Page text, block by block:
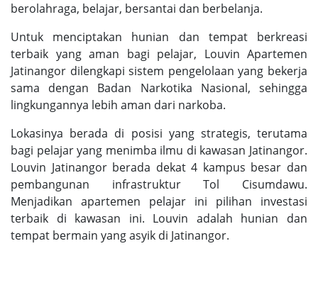
berolahraga, belajar, bersantai dan berbelanja.
Untuk menciptakan hunian dan tempat berkreasi
terbaik yang aman bagi pelajar, Louvin Apartemen
Jatinangor dilengkapi sistem pengelolaan yang bekerja
sama dengan Badan Narkotika Nasional, sehingga
lingkungannya lebih aman dari narkoba.
Lokasinya berada di posisi yang strategis, terutama
bagi pelajar yang menimba ilmu di kawasan Jatinangor.
Louvin Jatinangor berada dekat 4 kampus besar dan
pembangunan infrastruktur Tol Cisumdawu.
Menjadikan apartemen pelajar ini pilihan investasi
terbaik di kawasan ini. Louvin adalah hunian dan
tempat bermain yang asyik di Jatinangor.